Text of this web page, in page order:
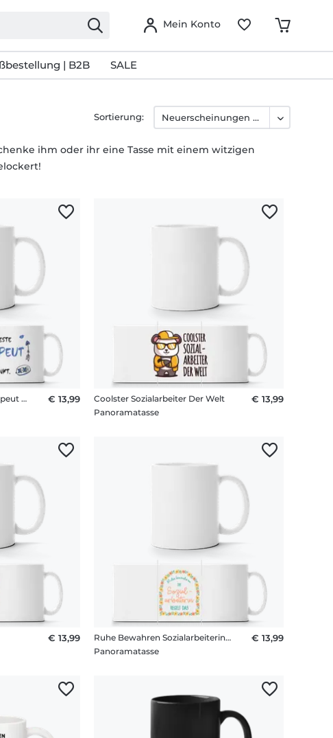
Mein Konto
| B2B SALE
ihm oder ihr eine Tasse mit einem witzigen
Sortierung:
So Sieht Beste Physiotherapeut Kaffee
€ 13,99
Coolster Sozialarbeiter Der Welt
Panoramatasse
€ 13,99
€ 13,99
Ruhe Bewahren Sozialarbeiterin Regelt
Panoramatasse
€ 13,99